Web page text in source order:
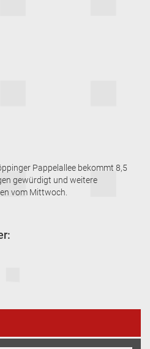
Pappelallee bekommt 8,5
gewürdigt und weitere
vom Mittwoch.